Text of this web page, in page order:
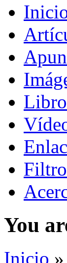
You
Inicio »